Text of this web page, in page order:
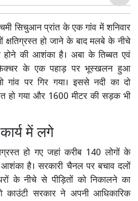
सिचुआन प्रांत के एक गांव में शनिवार
हो जाने के बाद मलबे के नीचे
की आशंका है। अबा के तिब्बत एवं
के एक पहाड़ पर भूस्खलन हुआ
गांव पर गिर गया। इससे नदी का दो
हो गया और 1600 मीटर की सड़क भी
में लगे
हो गए जहां करीब 140 लोगों के
है। सरकारी चैनल पर बचाव दलों
के नीचे से पीड़ितों को निकालने का
काउंटी सरकार ने अपनी आधिकारिक